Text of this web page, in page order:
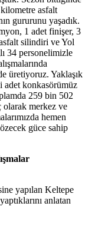
asfalt
gururunu yaşadık.
1 adet finişer, 3
silindiri ve Yol
34 personelimizle
üretiyoruz. Yaklaşık
adet konkasörümüz
259 bin 502
olarak merkez ve
hemen
güce sahip
yapılan Keltepe
anlatan